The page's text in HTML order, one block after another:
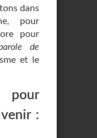
dans
pour
pour
de
et le
pour
: